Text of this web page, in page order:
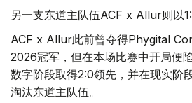
另一支东道主队伍ACF x Allur则以
ACF x Allur此前曾夺得Phygital
2026冠军，但在本场比赛中开局便
数字阶段取得2:0领先，并在现实阶
淘汰东道主队伍。